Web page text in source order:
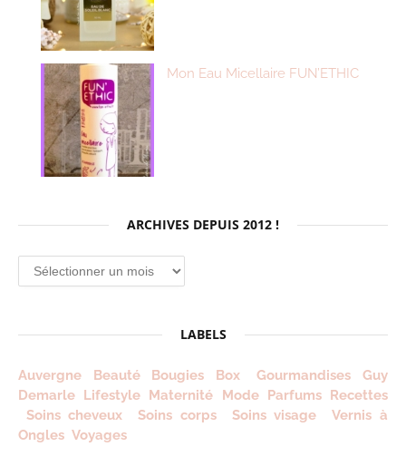
Mon Eau Micellaire FUN’ETHIC
ARCHIVES DEPUIS 2012 !
Archives
depuis
LABELS
Auvergne Beauté Bougies Box Gourmandises
Guy
Demarle Lifestyle Maternité Mode Parfums Recettes
Soins cheveux
Soins corps Soins visage
Vernis à
Ongles Voyages